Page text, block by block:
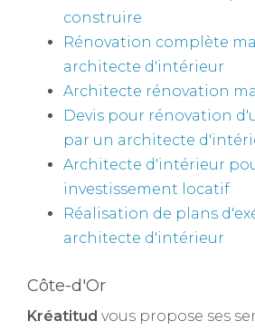
construire
Rénovation complète
architecte d'intérieur
Architecte rénovation
Devis pour rénovation
par un architecte
Architecte d'intérieur
investissement locatif
Réalisation de plans
architecte d'intérieur
Côte-d'Or
Kréatitud vous propose ses